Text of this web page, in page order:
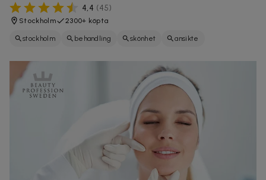
4,4 (45)
Stockholm 2300+ köpta
stockholm behandling skönhet ansikte